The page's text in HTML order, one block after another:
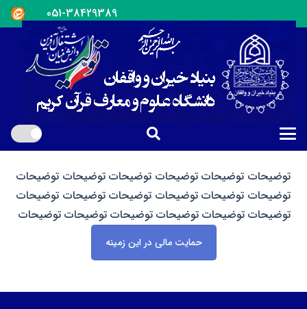
051-38429389
توضیحات توضیحات توضیحات توضیحات توضیحات توضیحات
توضیحات توضیحات توضیحات توضیحات توضیحات توضیحات
توضیحات توضیحات توضیحات توضیحات توضیحات توضیحات
حمایت مالی در این زمینه